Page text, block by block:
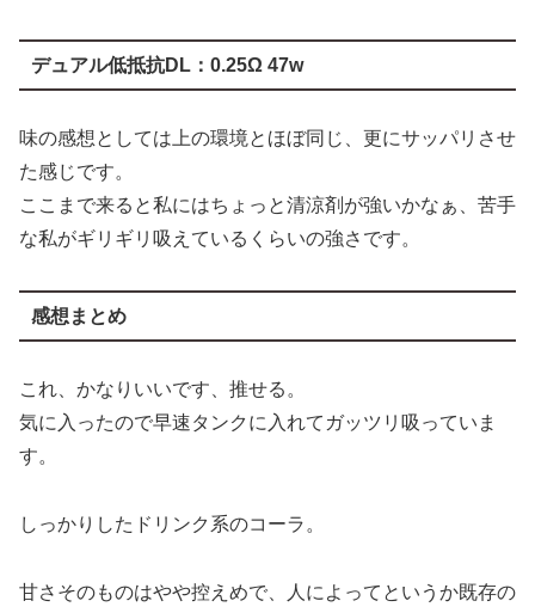
デュアル低抵抗DL：0.25Ω 47w
味の感想としては上の環境とほぼ同じ、更にサッパリさせ
た感じです。
ここまで来ると私にはちょっと清涼剤が強いかなぁ、苦手
な私がギリギリ吸えているくらいの強さです。
感想まとめ
これ、かなりいいです、推せる。
気に入ったので早速タンクに入れてガッツリ吸っていま
す。
しっかりしたドリンク系のコーラ。
甘さそのものはやや控えめで、人によってというか既存の